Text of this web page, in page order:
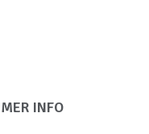
MER INFO